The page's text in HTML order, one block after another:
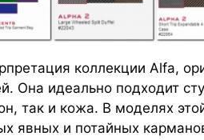
коллекции Alfa,
Она идеально подходит
так и кожа. В моделях
явных и потайных